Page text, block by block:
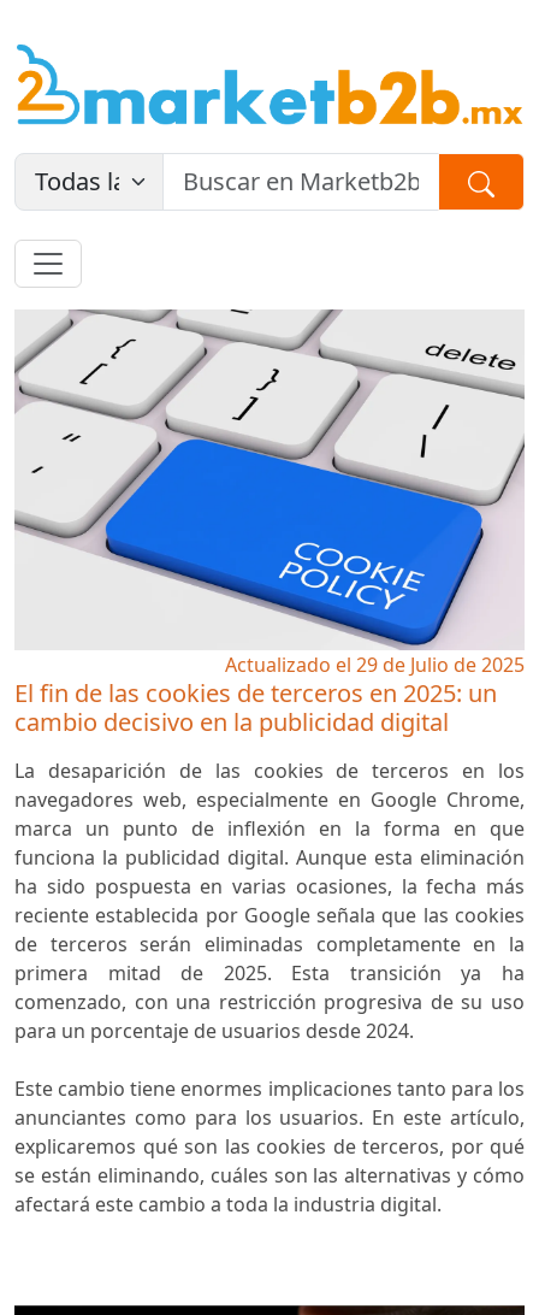
Actualizado el 29 de Julio de 2025
El fin de las cookies de terceros en 2025: un
cambio decisivo en la publicidad digital
La desaparición de las cookies de terceros en los
navegadores web, especialmente en Google Chrome,
marca un punto de inflexión en la forma en que
funciona la publicidad digital. Aunque esta eliminación
ha sido pospuesta en varias ocasiones, la fecha más
reciente establecida por Google señala que las cookies
de terceros serán eliminadas completamente en la
primera mitad de 2025. Esta transición ya ha
comenzado, con una restricción progresiva de su uso
para un porcentaje de usuarios desde 2024.
Este cambio tiene enormes implicaciones tanto para los
anunciantes como para los usuarios. En este artículo,
explicaremos qué son las cookies de terceros, por qué
se están eliminando, cuáles son las alternativas y cómo
afectará este cambio a toda la industria digital.